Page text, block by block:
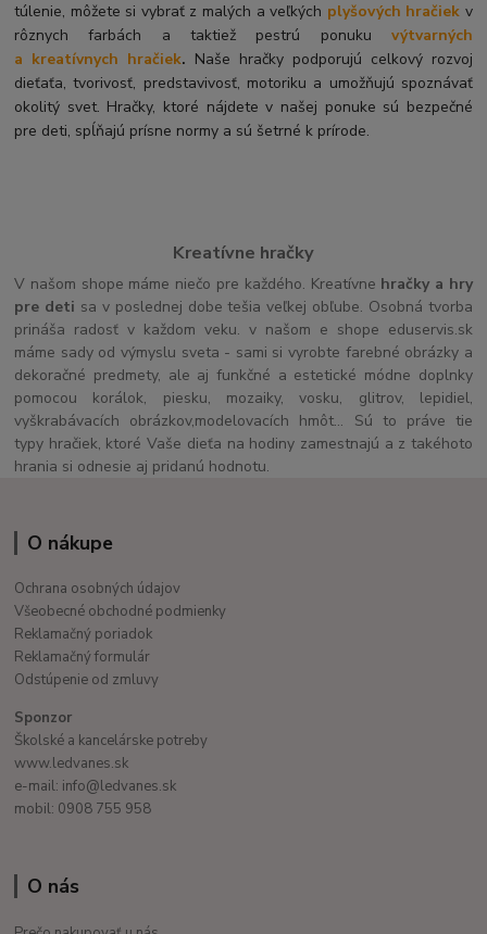
túlenie, môžete si vybrať z malých a veľkých plyšových hračiek v
rôznych farbách a taktiež pestrú ponuku výtvarných
a kreatívnych hračiek. Naše hračky podporujú celkový rozvoj
dieťaťa, tvorivosť, predstavivosť, motoriku a umožňujú spoznávať
okolitý svet. Hračky, ktoré nájdete v našej ponuke sú bezpečné
pre deti, spĺňajú prísne normy a sú šetrné k prírode.
Kreatívne hračky
V našom shope máme niečo pre každého. Kreatívne hračky a hry
pre deti sa v poslednej dobe tešia veľkej obľube. Osobná tvorba
prináša radosť v každom veku. v našom e shope eduservis.sk
máme sady od výmyslu sveta - sami si vyrobte farebné obrázky a
dekoračné predmety, ale aj funkčné a estetické módne doplnky
pomocou korálok, piesku, mozaiky, vosku, glitrov, lepidiel,
vyškrabávacích obrázkov,modelovacích hmôt... Sú to práve tie
typy hračiek, ktoré Vaše dieťa na hodiny zamestnajú a z takéhoto
hrania si odnesie aj pridanú hodnotu.
O nákupe
Ochrana osobných údajov
Všeobecné obchodné podmienky
Reklamačný poriadok
Reklamačný formulár
Odstúpenie od zmluvy
Sponzor
Školské a kancelárske potreby
www.ledvanes.sk
e-mail: info@ledvanes.sk
mobil: 0908 755 958
O nás